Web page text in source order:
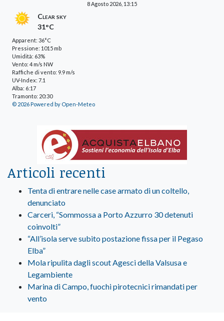
8 Agosto 2026, 13:15
Clear sky
31°C
Apparent: 36°C
Pressione: 1015 mb
Umidità: 63%
Vento: 4 m/s NW
Raffiche di vento: 9.9 m/s
UV-Index: 7.1
Alba: 6:17
Tramonto: 20:30
© 2026 Powered by Open-Meteo
Articoli recenti
Tenta di entrare nelle case armato di un coltello,
denunciato
Carceri, “Sommossa a Porto Azzurro 30 detenuti
coinvolti”
“All’isola serve subito postazione fissa per il Pegaso
Elba”
Mola ripulita dagli scout Agesci della Valsusa e
Legambiente
Marina di Campo, fuochi pirotecnici rimandati per
vento